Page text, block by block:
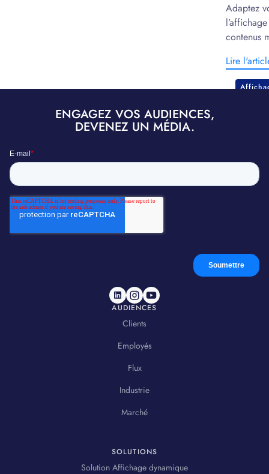
Adaptez
contenus
Lire
ENGAGEZ VOS AUDIENCES,
DEVENEZ UN MÉDIA.
AUDIENCES
Clients
Employés
Flux
Industrie
Marché
SOLUTIONS
Solution Affichage dynamique